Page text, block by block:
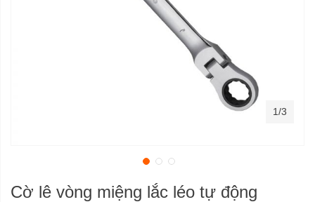
Cờ lê vòng miệng lắc léo tự động
1/3